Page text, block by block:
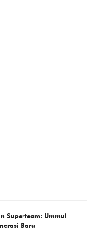
Superteam: Ummul
Baru